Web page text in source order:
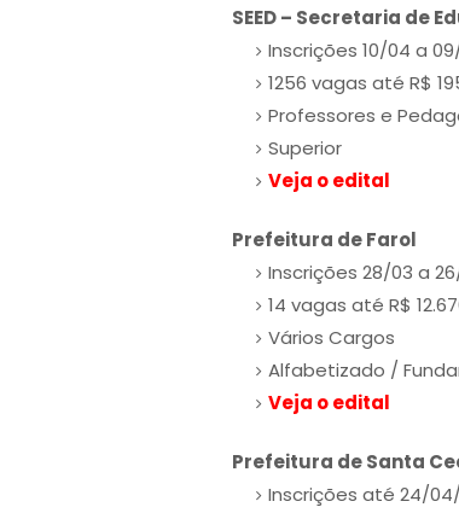
SEED – Secretaria de
Inscrições 10/04 a
1256 vagas até R$
Professores e
Superior
Veja o edital
Prefeitura de Farol
Inscrições 28/03 a
14 vagas até R$
Vários Cargos
Alfabetizado /
Veja o edital
Prefeitura de Santa
Inscrições até 24/